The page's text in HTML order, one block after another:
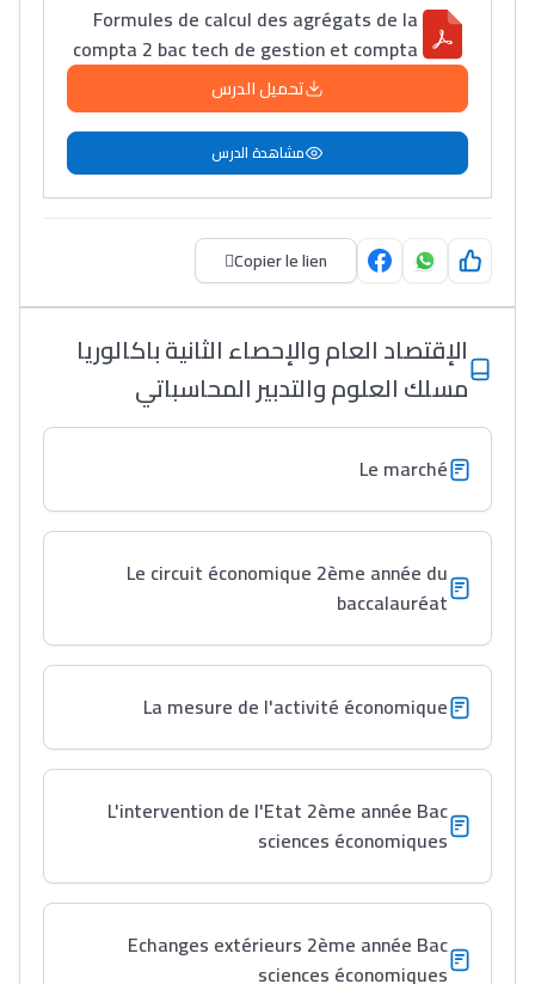
+ de 78 Sujets
Interviews/Vidéos
+ de 89 Interviews/Vidéos
دليل المهن
ما يزيد عن 149 مهنة
دليل التوجيه
التوجيه بالثانوي و الإعدادي
Ki Derti Liha
باش تقدر تساعد الناس
ومن الخارج، بشرى
أمسكين بنات مسارها
خطوة بخطوة - مترجم
القراية و الخدمة فمجال
تقويم البصر مع المختصّة
مريم الزواكي
Formules de calcul des agrégats de la
compta 2 bac tech de gestion et compta
تحميل الدرس
مشاهدة الدرس
Copier le lien
الإقتصاد العام والإحصاء الثانية باكالوريا
مسلك العلوم والتدبير المحاسباتي
Le marché
Le circuit économique 2ème année du
baccalauréat
La mesure de l'activité économique
L'intervention de l'Etat 2ème année Bac
sciences économiques
Echanges extérieurs 2ème année Bac
sciences économiques